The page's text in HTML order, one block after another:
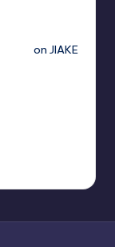
on JIAKE